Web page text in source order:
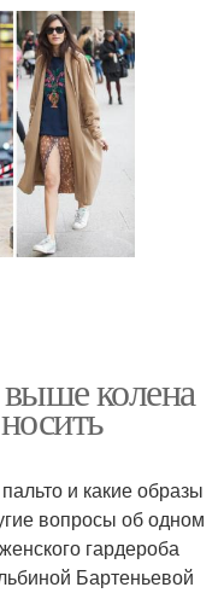
колена
и какие образы
вопросы об одном
гардероба
Бартеньевой